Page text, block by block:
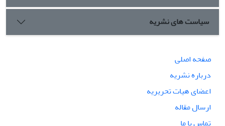
سیاست های نشریه
صفحه اصلی
درباره نشریه
اعضای هیات تحریریه
ارسال مقاله
تماس با ما